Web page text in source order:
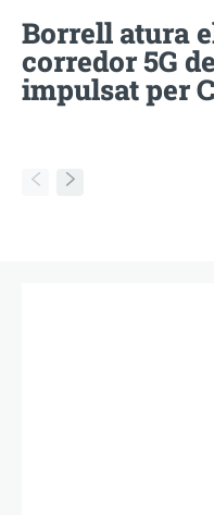
Borrell atura
corredor 5G
impulsat per